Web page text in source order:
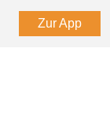
Zur App